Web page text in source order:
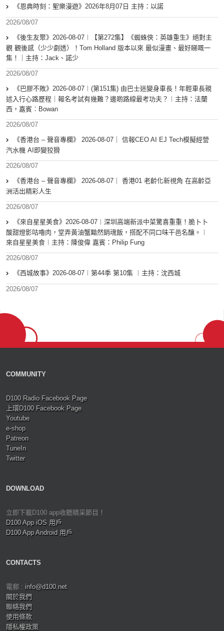
《恩典時刻：聖樂漫遊》2026年8月07日 主持：以諾
2026/08/07
《後生友聚》2026-08-07︱【第272集】《蜘蛛俠：英雄重生》絕對主
觀 觀後感（少少劇透）！Tom Holland 版本以來 最似漫畫、最好睇嘅一
集！｜主持：Jack、諾少
2026/08/07
《巴膠不敗》2026-08-07︱(第151集) 由巴士迷變身車長！年輕車長親
述入行心路歷程｜報名考試有幾難？邊啲路線最考功夫？︱主持：法蘭
西，嘉賓︰Bowan
2026/08/07
《香港台 – 聲音專欄》 2026-08-07｜ 信報CEO AI EJ Tech模擬經營
汽水機 AI即變狡猾
2026/08/07
《香港台 – 聲音專欄》 2026-08-07｜ 香港01 老齡化新視角 在高齡亞
洲活出精彩人生
2026/08/07
《來自星星美食》2026-08-07︱深圳高端新派中菜驚喜重重！脆卜卜
酸甜燈影咕嚕肉，堂弄黃油蟹黯然銷魂飯，搭配不同口味干邑名釀。︱
來自星星美食︱主持：陳俊偉 嘉賓：Philip Fung
2026/08/07
《西城故事》2026-08-07︱第44季 第10集 ︱主持：沈西城
2026/08/07
COMMUNITY
D100 Radio Facebook Page
上環D100 Facebook Page
Youtube
e-shop
Patreon
TuneIn
Twitter
DOWNLOAD
立即下載D100 app收聽精采節目！
D100 App iOS 用戶
D100 App Android 用戶
CONTACTS
電郵 : info@d100.net
關於我們
聯絡我們
使用條款
隱私權政策